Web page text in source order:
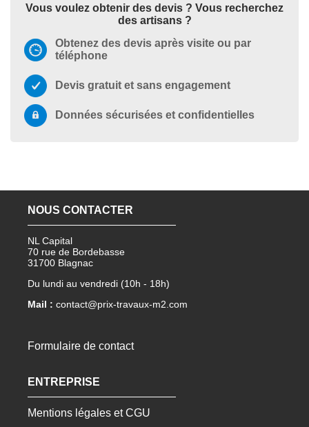
Vous voulez obtenir des devis ? Vous recherchez
des artisans ?
Obtenez des devis après visite ou par
téléphone
Devis gratuit et sans engagement
Données sécurisées et confidentielles
NOUS CONTACTER
NL Capital
70 rue de Bordebasse
31700 Blagnac
Du lundi au vendredi (10h - 18h)
Mail : contact@prix-travaux-m2.com
Formulaire de contact
ENTREPRISE
Mentions légales et CGU